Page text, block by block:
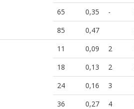
65
0,35 -
85
0,47
11 0,09 2
18
0,13 2
24
0,16 3
36
0,27 4